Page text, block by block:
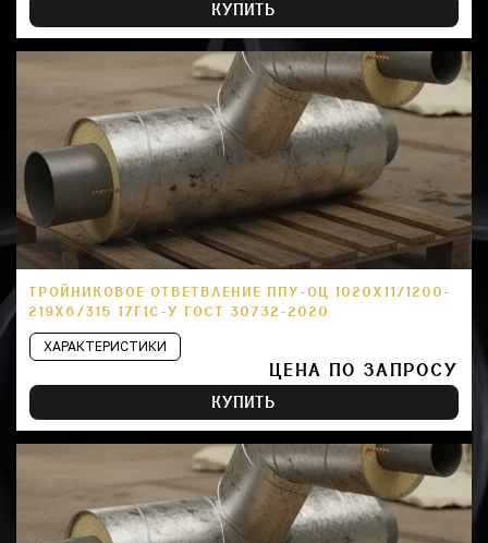
КУПИТЬ
ТРОЙНИКОВОЕ ОТВЕТВЛЕНИЕ ППУ-ОЦ 1020Х11/1200-
219Х6/315 17Г1С-У ГОСТ 30732-2020
ХАРАКТЕРИСТИКИ
ЦЕНА ПО ЗАПРОСУ
КУПИТЬ